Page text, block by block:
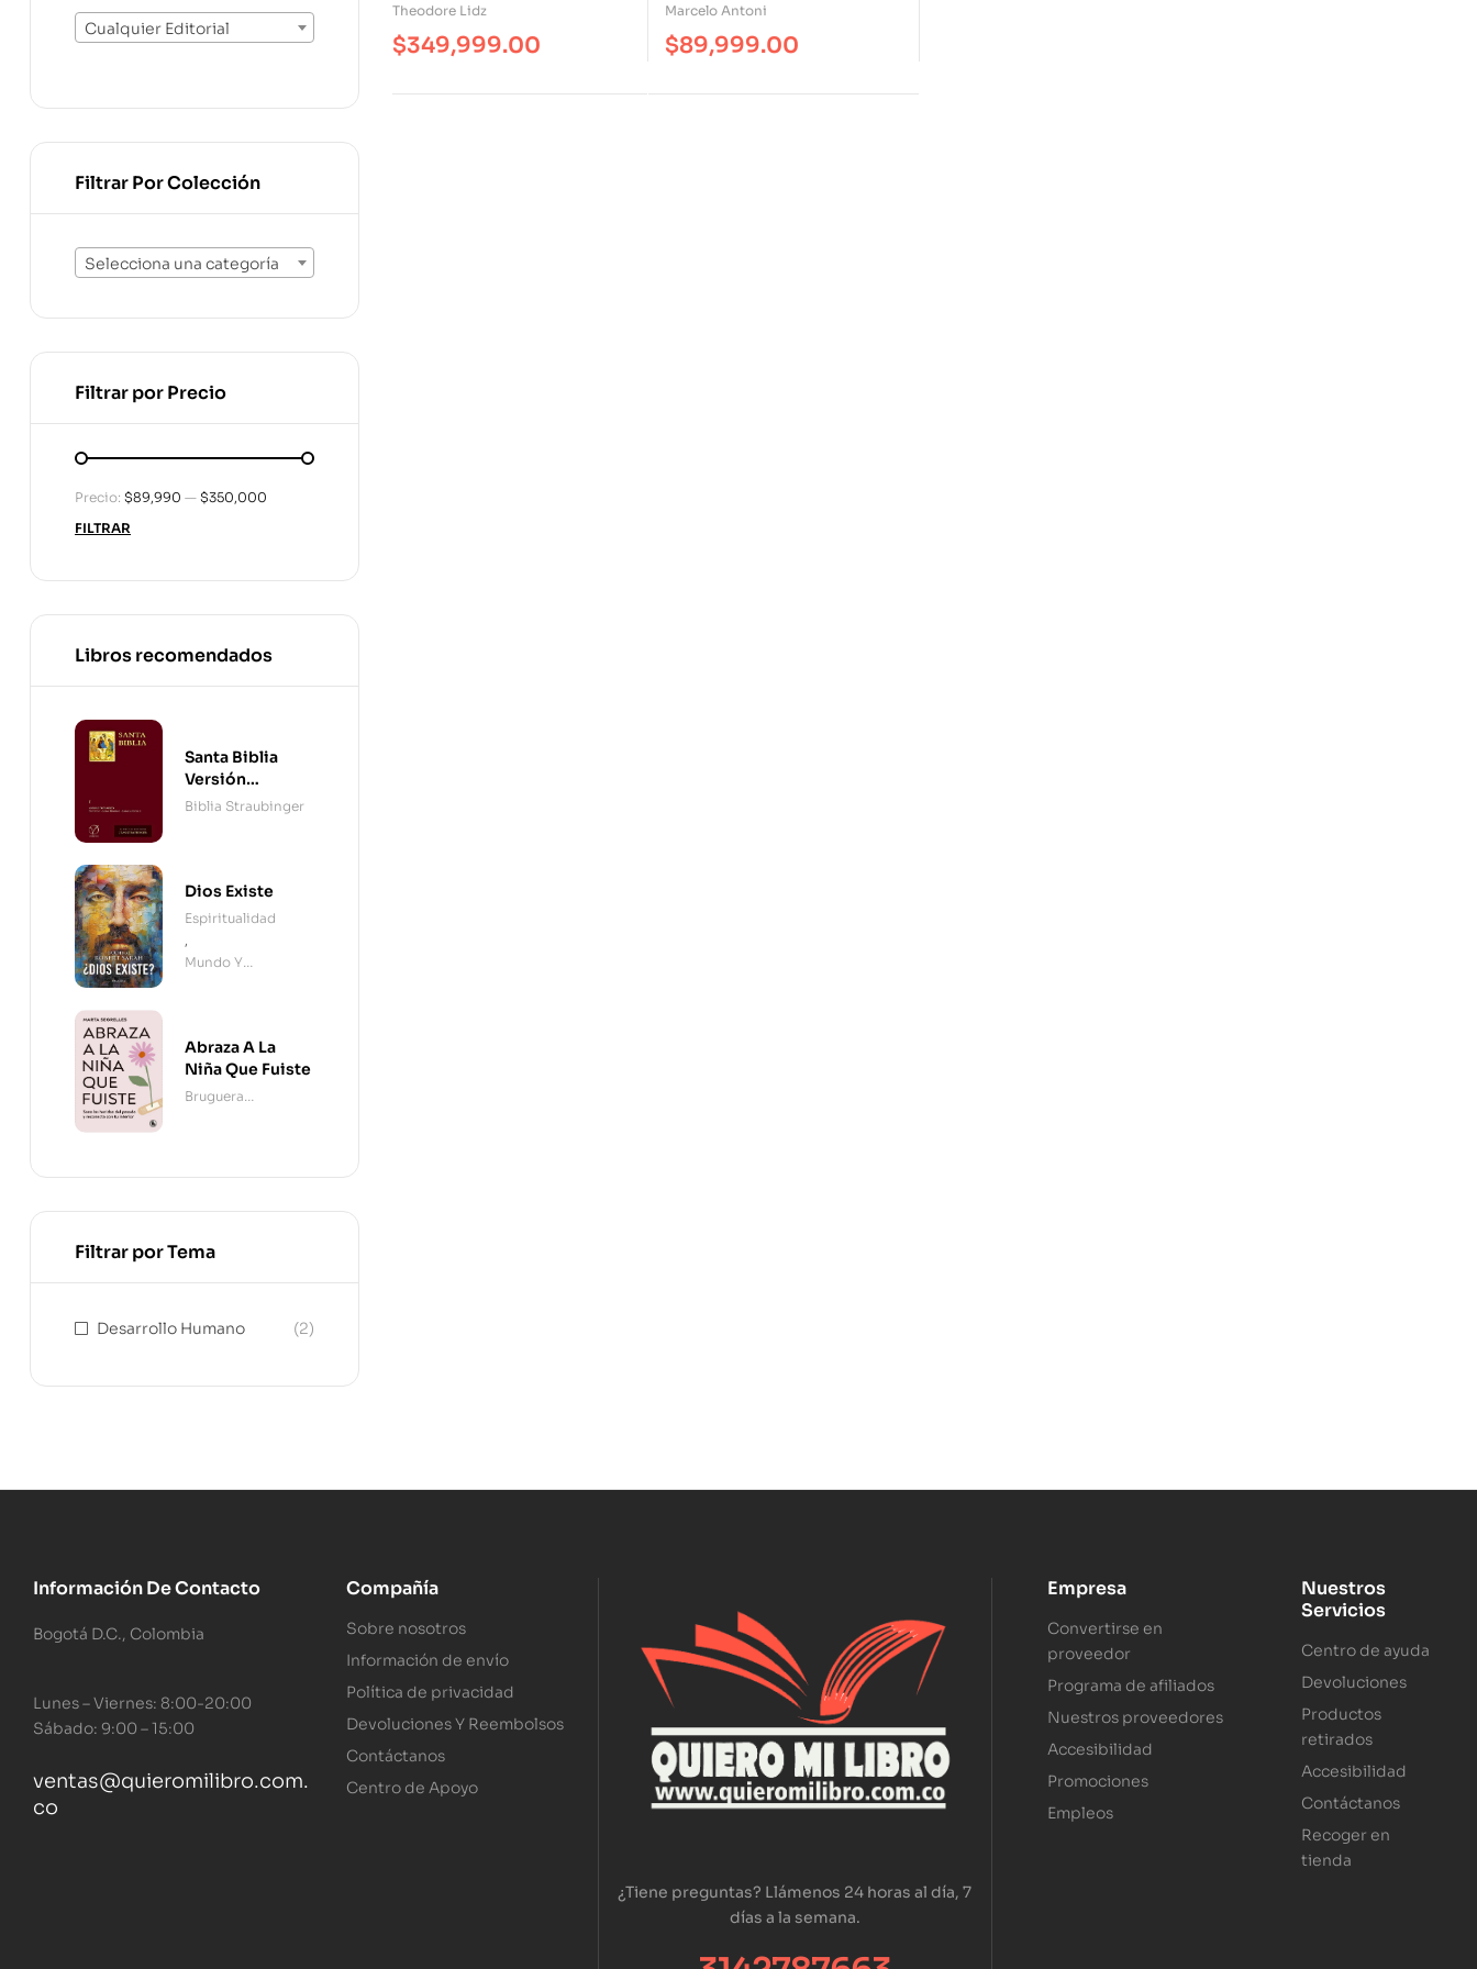
Theodore Lidz
$349,999.00
Marcelo Antoni
$89,999.00
Cualquier Editorial
Filtrar Por Colección
Selecciona una categoría
Filtrar por Precio
FILTRAR
Precio: $89,990 — $350,000
Libros recomendados
Santa Biblia
Versión
Straubinger - 2
Biblia Straubinger
Dios Existe
Espiritualidad
,
Mundo Y
Abraza A La
Niña Que Fuiste
Bruguera
Filtrar por Tema
Desarrollo Humano (2)
Información De Contacto
Bogotá D.C., Colombia
Lunes – Viernes: 8:00-20:00
Sábado: 9:00 – 15:00
ventas@quieromilibro.com.
co
Compañía
Sobre nosotros
Información de envío
Política de privacidad
Devoluciones Y Reembolsos
Contáctanos
Centro de Apoyo
¿Tiene preguntas? Llámenos 24 horas al día, 7
días a la semana.
Empresa
Convertirse en
proveedor
Programa de afiliados
Nuestros proveedores
Accesibilidad
Promociones
Empleos
Nuestros
Servicios
Centro de ayuda
Devoluciones
Productos
retirados
Accesibilidad
Contáctanos
Recoger en
tienda